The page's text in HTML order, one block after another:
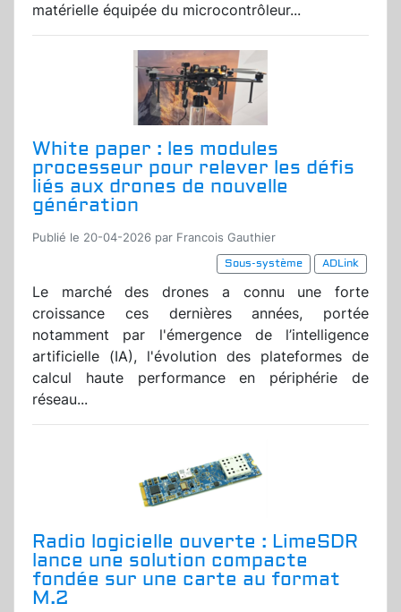
matérielle équipée du microcontrôleur...
White paper : les modules
processeur pour relever les défis
liés aux drones de nouvelle
génération
Publié le 20-04-2026 par Francois Gauthier
Sous-système
ADLink
Le marché des drones a connu une forte
croissance ces dernières années, portée
notamment par l'émergence de l’intelligence
artificielle (IA), l'évolution des plateformes de
calcul haute performance en périphérie de
réseau...
Radio logicielle ouverte : LimeSDR
lance une solution compacte
fondée sur une carte au format
M.2